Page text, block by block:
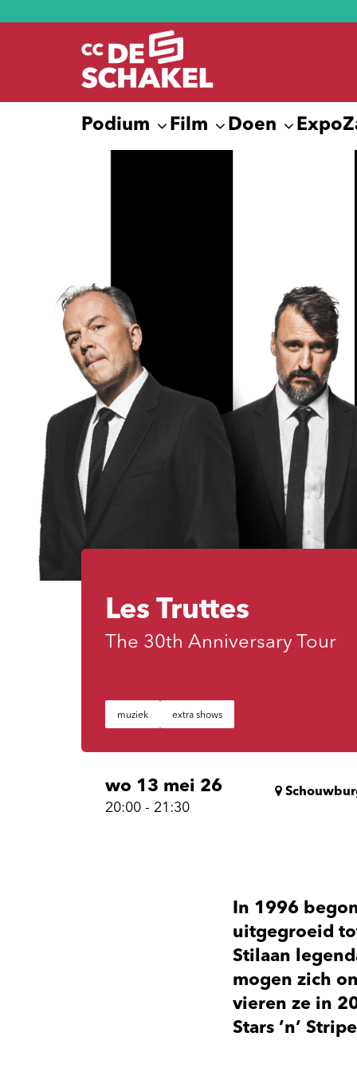
Podium Film Doen Expo
Les Truttes
The 30th Anniversary Tour
muziek extra shows
wo 13 mei 26
20:00 - 21:30
In 1996
uitgegroeid
Stilaan
mogen zich
vieren ze in
Stars ’n’